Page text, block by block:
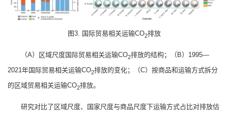
图3. 国际贸易相关运输CO2排放
（A）区域尺度国际贸易相关运输CO2排放的结构；（B）1995—
2021年国际贸易相关运输CO2排放的变化；（C）按商品和运输方式拆分
的区域贸易相关运输CO2排放。
研究对比了区域尺度、国家尺度与商品尺度下运输方式占比对排放估